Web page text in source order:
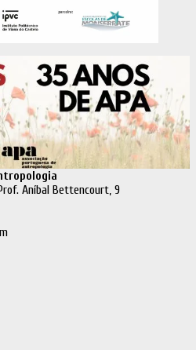
Aníbal Bettencourt, 9